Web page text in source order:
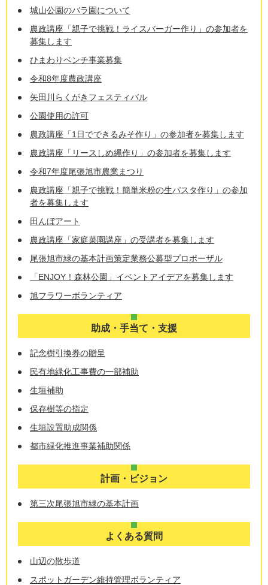
城山公園のバラ園について
農政講座「親子で挑戦！ライスバーガー作り」の参加者を
募集します
ひまわりベンチ事業募集
令和8年度農政講座
矢田川らくがきフェスティバル
公園使用の許可
農政講座「1日でできるみそ作り」の参加者を募集します
農政講座「リースしめ縄作り」の参加者を募集します
令和7年度尾張旭市農業まつり
農政講座「親子で挑戦！簡単米粉の生パスタ作り」の参加
者を募集します
田んぼアート
農政講座「家庭菜園講座」の受講者を募集します
尾張旭市緑の基本計画策定業務公募型プロポーザル
「ENJOY！森林公園」イベントアイデアを募集します
旭フラワーボランティア
助成・手当て・支援
記念樹引換券の贈呈
民有地緑化工事費の一部補助
生垣補助
保存樹等の指定
生垣設置助成関係
都市緑化推進事業補助関係
計画・ビジョン
第三次尾張旭市緑の基本計画
よくある質問
山辺の散歩道
スポットガーデン維持管理ボランティア